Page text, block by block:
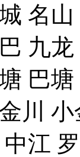
名
九
巴
川
江